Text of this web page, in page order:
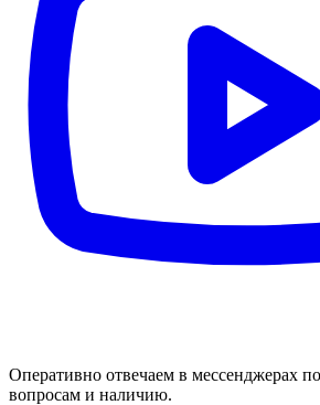
Оперативно отвечаем в мессенджерах
вопросам и наличию.